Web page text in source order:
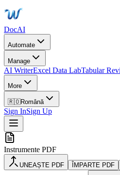
DocAI
Automate
Manage
AI WriterExcel Data LabTabular
More
🇷🇴Română
Sign InSign Up
Instrumente PDF
UNEAȘTE PDF ÎMPARTE PDF